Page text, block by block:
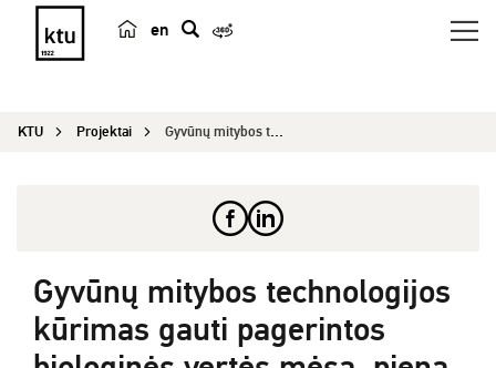
en
e
KTU Projektai Gyvūnų mitybos technologijos kūrimas gauti pager...
Gyvūnų mitybos technologijos
kūrimas gauti pagerintos